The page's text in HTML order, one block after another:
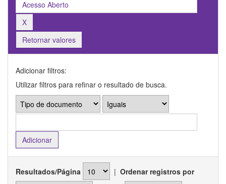
Retornar valores
Adicionar filtros:
Utilizar filtros para refinar o resultado de busca.
Resultados/Página | Ordenar registros por